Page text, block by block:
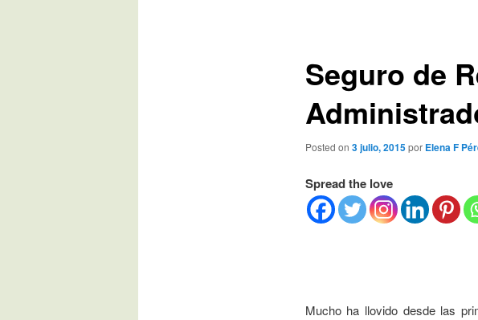
Seguro de
Posted on 3 julio, 2015por Elena F
Spread the love
Mucho ha llovido desde las